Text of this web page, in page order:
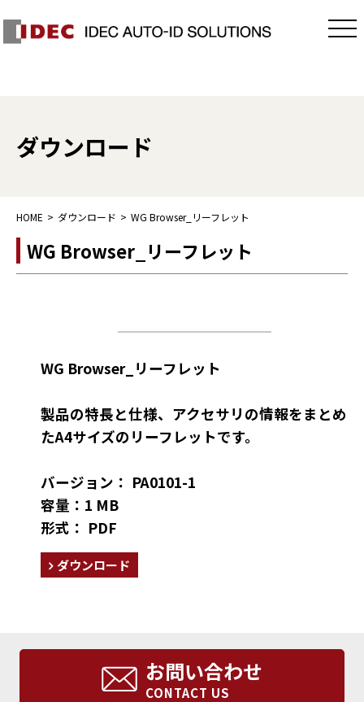
ダウンロード
HOME ダウンロード WG Browser_リーフレット
WG Browser_リーフレット
WG Browser_リーフレット
製品の特長と仕様、アクセサリの情報をまとめ
たA4サイズのリーフレットです。
バージョン： PA0101-1
容量：1 MB
形式： PDF
ダウンロード
お問い合わせ
CONTACT US